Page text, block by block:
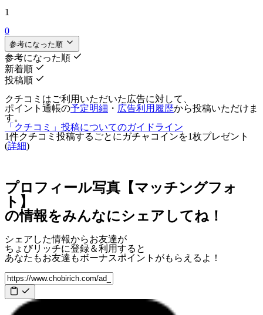
1
0
参考になった順
参考になった順
新着順
投稿順
クチコミはご利用いただいた広告に対して、
ポイント通帳の予定明細 ・ 広告利用履歴から投稿いただけま
す。
「クチコミ」投稿についてのガイドライン
1件クチコミ投稿するごとに ガチャコインを1枚プレゼント
(詳細)
プロフィール写真【マッチングフォ
ト】
の情報をみんなにシェアしてね！
シェアした情報からお友達が
ちょびリッチに登録＆利用すると
あなたもお友達もボーナスポイント がもらえるよ！